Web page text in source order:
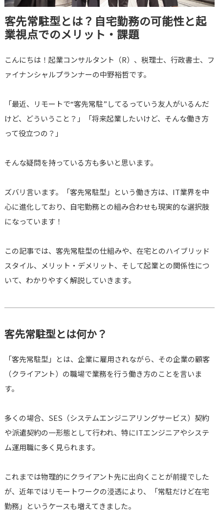
客先常駐型とは？自宅勤務の可能性と起
業視点でのメリット・課題
こんにちは！起業コンサルタント（R）、税理士、行政書士、フ
ァイナンシャルプランナーの中野裕哲です。
「最近、リモートで“客先常駐”してるっていう友人がいるんだ
けど、どういうこと？」「将来起業したいけど、そんな働き方
って役立つの？」
そんな疑問を持っている方も多いと思います。
ズバリ言います。「客先常駐型」という働き方は、IT業界を中
心に進化しており、自宅勤務との組み合わせも現実的な選択肢
になっています！
この記事では、客先常駐型の仕組みや、在宅とのハイブリッド
スタイル、メリット・デメリット、そして起業との関係性につ
いて、わかりやすく解説していきます。
客先常駐型とは何か？
「客先常駐型」とは、企業に雇用されながら、その企業の顧客
（クライアント）の職場で業務を行う働き方のことを言いま
す。
多くの場合、SES（システムエンジニアリングサービス）契約
や派遣契約の一形態として行われ、特にITエンジニアやシステ
ム運用職に多く見られます。
これまでは物理的にクライアント先に出向くことが前提でした
が、近年ではリモートワークの浸透により、「常駐だけど在宅
勤務」というケースも増えてきました。